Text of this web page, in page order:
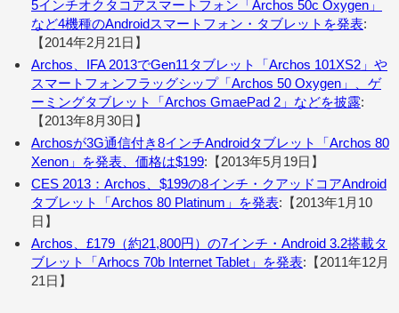
5インチオクタコアスマートフォン「Archos 50c Oxygen」
など4機種のAndroidスマートフォン・タブレットを発表:
【2014年2月21日】
Archos、IFA 2013でGen11タブレット「Archos 101XS2」や
スマートフォンフラッグシップ「Archos 50 Oxygen」、ゲ
ーミングタブレット「Archos GmaePad 2」などを披露:
【2013年8月30日】
Archosが3G通信付き8インチAndroidタブレット「Archos 80
Xenon」を発表、価格は$199:【2013年5月19日】
CES 2013：Archos、$199の8インチ・クアッドコアAndroid
タブレット「Archos 80 Platinum」を発表:【2013年1月10
日】
Archos、£179（約21,800円）の7インチ・Android 3.2搭載タ
ブレット「Arhocs 70b Internet Tablet」を発表:【2011年12月
21日】